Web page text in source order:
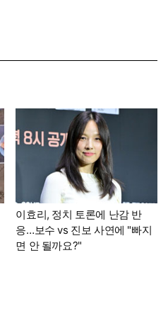
이효리, 정치 토론에 난감 반
응…보수 vs 진보 사연에 "빠지
면 안 될까요?"